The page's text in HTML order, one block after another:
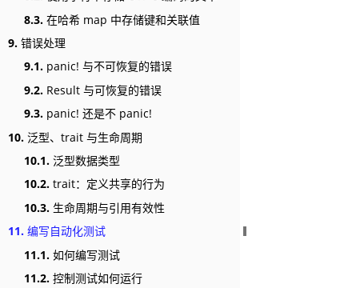
8.3. 在哈希 map 中存储键和关联值
9. 错误处理
9.1. panic! 与不可恢复的错误
9.2. Result 与可恢复的错误
9.3. panic! 还是不 panic!
10. 泛型、trait 与生命周期
10.1. 泛型数据类型
10.2. trait：定义共享的行为
10.3. 生命周期与引用有效性
11. 编写自动化测试
11.1. 如何编写测试
11.2. 控制测试如何运行